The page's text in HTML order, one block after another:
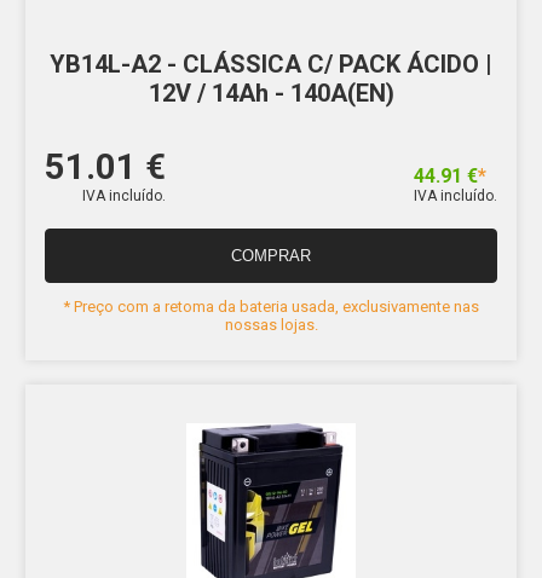
YB14L-A2 - CLÁSSICA C/ PACK ÁCIDO |
12V / 14Ah - 140A(EN)
51.01 €
IVA incluído.
44.91 €*
IVA incluído.
COMPRAR
* Preço com a retoma da bateria usada, exclusivamente nas
nossas lojas.